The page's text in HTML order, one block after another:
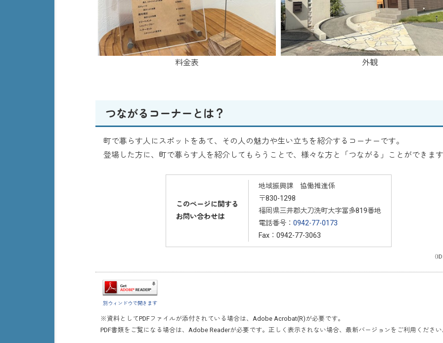
料金表 外観
つながるコーナーとは？
町で暮らす人にスポットをあて、その人の魅力や生い立ちを紹介するコーナーです。
登場した方に、町で暮らす人を紹介してもらうことで、様々な方と「つながる」ことができま
このページに関する
お問い合わせは
地域振興課 協働推進係
〒830-1298
福岡県三井郡大刀洗町大字冨多819番地
電話番号： 0942-77-0173
Fax：0942-77-3063
（
別ウィンドウで開きます
※資料としてPDFファイルが添付されている場合は、 Adobe Acrobat(R) が必要です。
PDF書類をご覧になる場合は、 Adobe Readerが必要です。正しく表示されない場合、最新バージョンをご利用くださ